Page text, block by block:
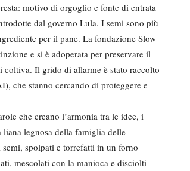
motivo di orgoglio e fonte di entrata
dal governo Lula. I semi sono più
per il pane. La fondazione Slow
e si è adoperata per preservare il
coltiva. Il grido di allarme è stato raccolto
che stanno cercando di proteggere e
che creano l’armonia tra le idee, i
legnosa della famiglia delle
spolpati e torrefatti in un forno
mescolati con la manioca e disciolti